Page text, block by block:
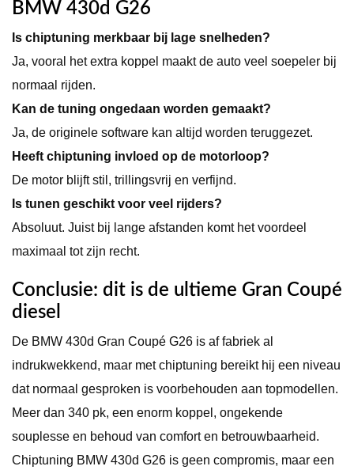
BMW 430d G26
Is chiptuning merkbaar bij lage snelheden?
Ja, vooral het extra koppel maakt de auto veel soepeler bij
normaal rijden.
Kan de tuning ongedaan worden gemaakt?
Ja, de originele software kan altijd worden teruggezet.
Heeft chiptuning invloed op de motorloop?
De motor blijft stil, trillingsvrij en verfijnd.
Is tunen geschikt voor veel rijders?
Absoluut. Juist bij lange afstanden komt het voordeel
maximaal tot zijn recht.
Conclusie: dit is de ultieme Gran Coupé
diesel
De BMW 430d Gran Coupé G26 is af fabriek al
indrukwekkend, maar met chiptuning bereikt hij een niveau
dat normaal gesproken is voorbehouden aan topmodellen.
Meer dan 340 pk, een enorm koppel, ongekende
souplesse en behoud van comfort en betrouwbaarheid.
Chiptuning BMW 430d G26 is geen compromis, maar een